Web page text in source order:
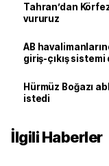
Tahran’dan
vururuz
AB
giriş-çıkış sistemi
Hürmüz Boğazı
istedi
İlgili Haberler